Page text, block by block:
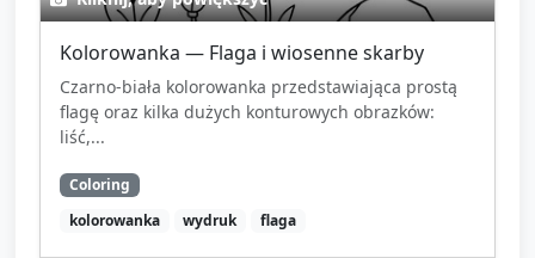
Kolorowanka — Flaga i wiosenne skarby
Czarno-biała kolorowanka przedstawiająca prostą
flagę oraz kilka dużych konturowych obrazków:
liść,...
Coloring
kolorowanka
wydruk flaga